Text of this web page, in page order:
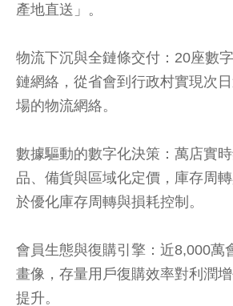
產地直送」。
物流下沉與全鏈條交付：20座數
鏈網絡，從省會到行政村實現次
場的物流網絡。
數據驅動的數字化決策：萬店實
品、備貨與區域化定價，庫存周
於優化庫存周轉與損耗控制。
會員生態與復購引擎：近8,000萬
畫像，存量用戶復購效率對利潤
提升。